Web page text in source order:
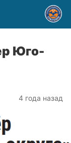
Юго-
4 года назад